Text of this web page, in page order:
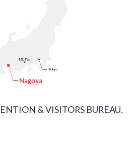
& VISITORS BUREAU.